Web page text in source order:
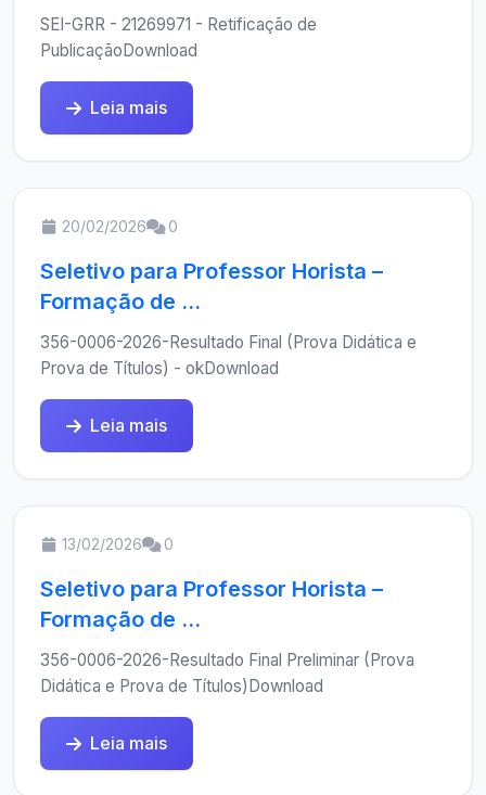
SEI-GRR - 21269971 - Retificação de
PublicaçãoDownload
Leia mais
20/02/2026 0
Seletivo para Professor Horista –
Formação de ...
356-0006-2026-Resultado Final (Prova Didática e
Prova de Títulos) - okDownload
Leia mais
13/02/2026 0
Seletivo para Professor Horista –
Formação de ...
356-0006-2026-Resultado Final Preliminar (Prova
Didática e Prova de Títulos)Download
Leia mais